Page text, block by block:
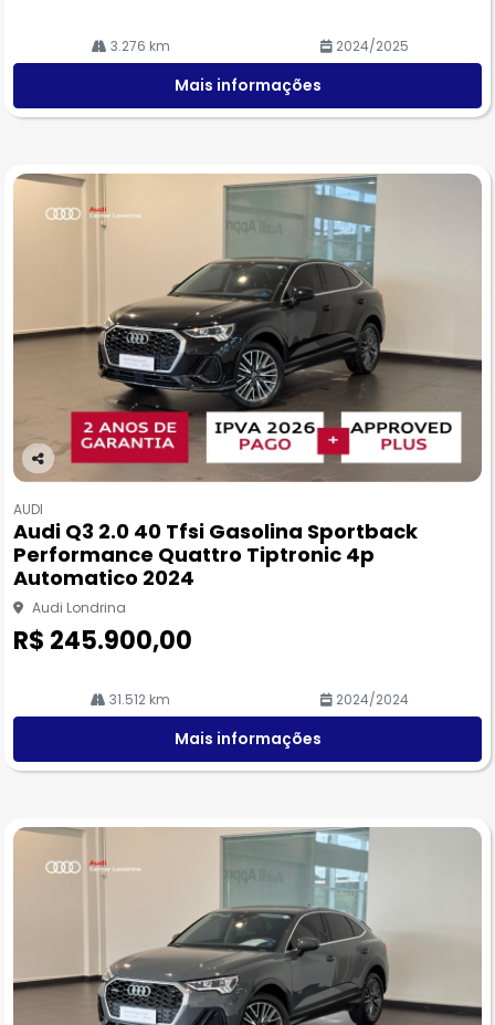
3.276 km 2024/2025
Mais informações
Co
pa
rtil
he
AUDI
Audi Q3 2.0 40 Tfsi Gasolina Sportback
Performance Quattro Tiptronic 4p
Automatico 2024
Audi Londrina
R$ 245.900,00
31.512 km 2024/2024
Mais informações